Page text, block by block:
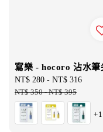
寫樂 - hocoro 沾水筆
Sale
price
NT$ 280 - NT$ 316
NT$ 350-NT$ 395
+1